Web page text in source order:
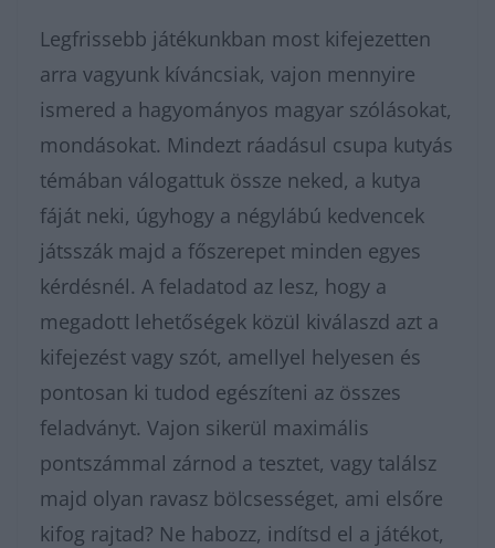
Legfrissebb játékunkban most kifejezetten
arra vagyunk kíváncsiak, vajon mennyire
ismered a hagyományos magyar szólásokat,
mondásokat. Mindezt ráadásul csupa kutyás
témában válogattuk össze neked, a kutya
fáját neki, úgyhogy a négylábú kedvencek
játsszák majd a főszerepet minden egyes
kérdésnél. A feladatod az lesz, hogy a
megadott lehetőségek közül kiválaszd azt a
kifejezést vagy szót, amellyel helyesen és
pontosan ki tudod egészíteni az összes
feladványt. Vajon sikerül maximális
pontszámmal zárnod a tesztet, vagy találsz
majd olyan ravasz bölcsességet, ami elsőre
kifog rajtad? Ne habozz, indítsd el a játékot,